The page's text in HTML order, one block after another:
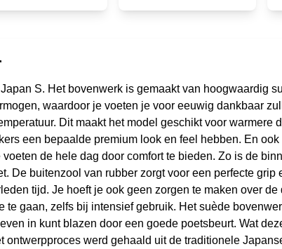
S. Het bovenwerk is gemaakt van hoogwaardig
waardoor je voeten je voor eeuwig dankbaar
Dit maakt het model geschikt voor warmere
een bepaalde premium look en feel hebben. En
de hele dag door comfort te bieden. Zo is de
De buitenzool van rubber zorgt voor een perfecte grip
tijd. Je hoeft je ook geen zorgen te maken over de
gaan, zelfs bij intensief gebruik. Het suède
in kunt blazen door een goede poetsbeurt. Wat
werd gehaald uit de traditionele